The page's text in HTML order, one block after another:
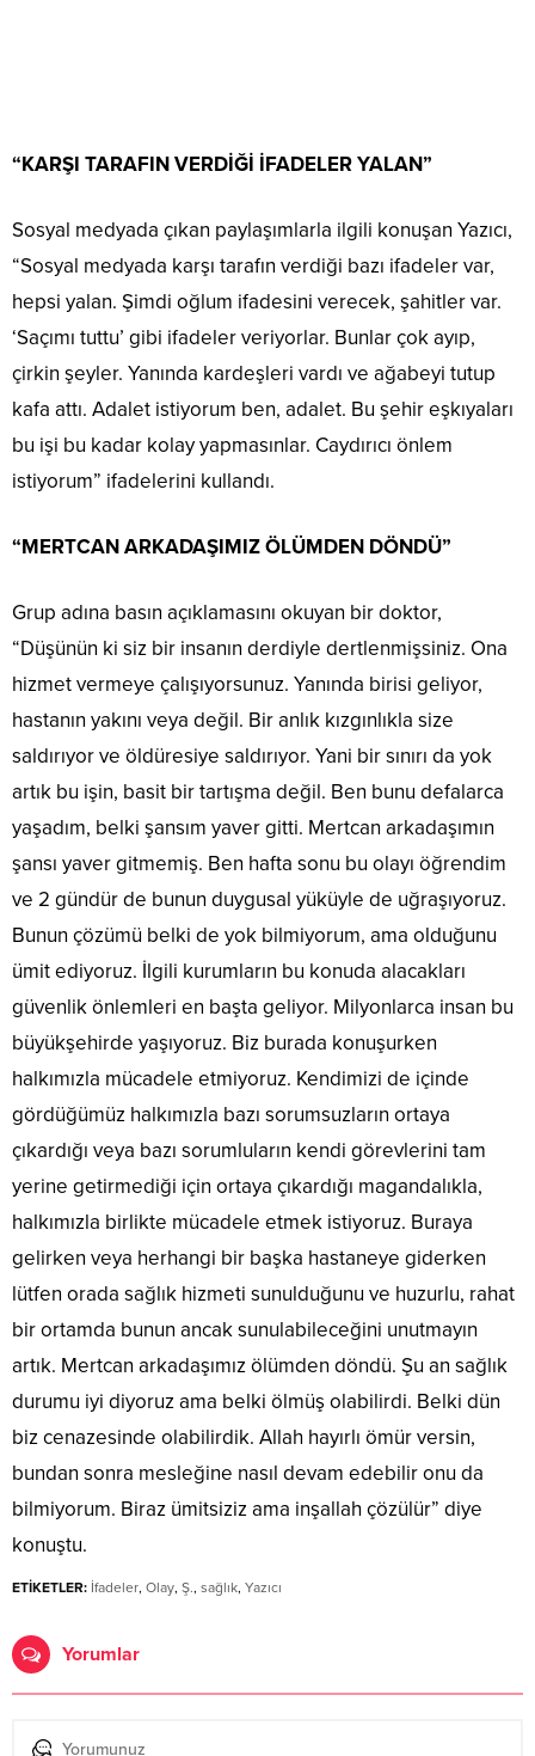
“KARŞI TARAFIN VERDİĞİ İFADELER YALAN”
Sosyal medyada çıkan paylaşımlarla ilgili konuşan Yazıcı,
“Sosyal medyada karşı tarafın verdiği bazı ifadeler var,
hepsi yalan. Şimdi oğlum ifadesini verecek, şahitler var.
‘Saçımı tuttu’ gibi ifadeler veriyorlar. Bunlar çok ayıp,
çirkin şeyler. Yanında kardeşleri vardı ve ağabeyi tutup
kafa attı. Adalet istiyorum ben, adalet. Bu şehir eşkıyaları
bu işi bu kadar kolay yapmasınlar. Caydırıcı önlem
istiyorum” ifadelerini kullandı.
“MERTCAN ARKADAŞIMIZ ÖLÜMDEN DÖNDÜ”
Grup adına basın açıklamasını okuyan bir doktor,
“Düşünün ki siz bir insanın derdiyle dertlenmişsiniz. Ona
hizmet vermeye çalışıyorsunuz. Yanında birisi geliyor,
hastanın yakını veya değil. Bir anlık kızgınlıkla size
saldırıyor ve öldüresiye saldırıyor. Yani bir sınırı da yok
artık bu işin, basit bir tartışma değil. Ben bunu defalarca
yaşadım, belki şansım yaver gitti. Mertcan arkadaşımın
şansı yaver gitmemiş. Ben hafta sonu bu olayı öğrendim
ve 2 gündür de bunun duygusal yüküyle de uğraşıyoruz.
Bunun çözümü belki de yok bilmiyorum, ama olduğunu
ümit ediyoruz. İlgili kurumların bu konuda alacakları
güvenlik önlemleri en başta geliyor. Milyonlarca insan bu
büyükşehirde yaşıyoruz. Biz burada konuşurken
halkımızla mücadele etmiyoruz. Kendimizi de içinde
gördüğümüz halkımızla bazı sorumsuzların ortaya
çıkardığı veya bazı sorumluların kendi görevlerini tam
yerine getirmediği için ortaya çıkardığı magandalıkla,
halkımızla birlikte mücadele etmek istiyoruz. Buraya
gelirken veya herhangi bir başka hastaneye giderken
lütfen orada sağlık hizmeti sunulduğunu ve huzurlu, rahat
bir ortamda bunun ancak sunulabileceğini unutmayın
artık. Mertcan arkadaşımız ölümden döndü. Şu an sağlık
durumu iyi diyoruz ama belki ölmüş olabilirdi. Belki dün
biz cenazesinde olabilirdik. Allah hayırlı ömür versin,
bundan sonra mesleğine nasıl devam edebilir onu da
bilmiyorum. Biraz ümitsiziz ama inşallah çözülür” diye
konuştu.
ETİKETLER: İfadeler, Olay, Ş., sağlık, Yazıcı
Yorumlar